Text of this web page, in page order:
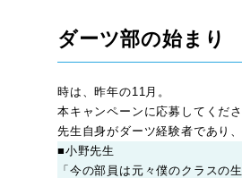
ダーツ部の始まり
時は、昨年の11月。
本キャンペーンに応募してくだ
先生自身がダーツ経験者であり
■小野先生
「今の部員は元々僕のクラスの